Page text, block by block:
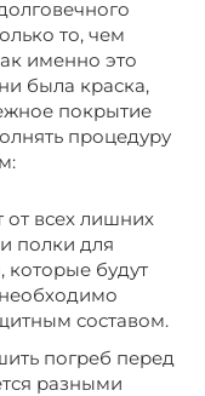
то, чем
именно это
была краска,
покрытие
процедуру
всех лишних
полки для
которые будут
составом.
погреб перед
разными